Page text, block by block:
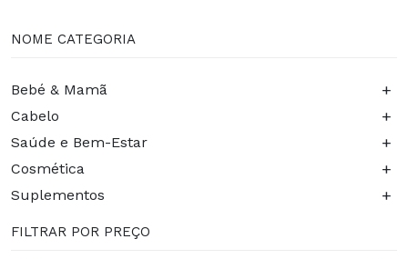
NOME CATEGORIA
Bebé & Mamã +
Cabelo +
Saúde e Bem-Estar +
Cosmética +
Suplementos +
FILTRAR POR PREÇO